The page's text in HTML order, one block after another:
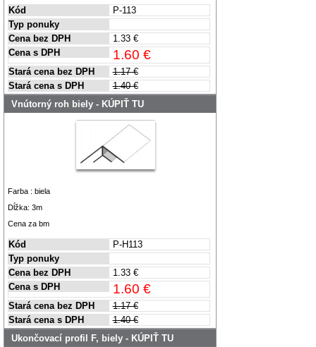
Kód
P-113
Typ ponuky
Cena bez DPH
1.33 €
Cena s DPH
1.60 €
Stará cena bez DPH
1.17 €
Stará cena s DPH
1.40 €
Vnútorný roh biely - KÚPIŤ TU
Farba : biela
Dĺžka: 3m
Cena za bm
Kód
P-H113
Typ ponuky
Cena bez DPH
1.33 €
Cena s DPH
1.60 €
Stará cena bez DPH
1.17 €
Stará cena s DPH
1.40 €
Ukončovací profil F, biely - KÚPIŤ TU